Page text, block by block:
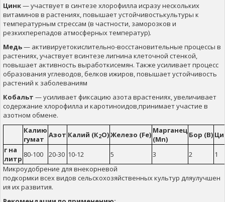
Цинк— участвует в синтезе хлорофилла исразу нескольких
витаминов в растениях, повышает устойчивостькультуры к
температурным стрессам (в частности, заморозков и
резкихперепадов атмосферных температур).
Медь— активируетокислительно-восстановительные процессы в
растениях, участвует всинтезе лигнина клеточной стенкой,
повышает активность выработкисемян. Также усиливает процесс
образования углеводов, белков ижиров, повышает устойчивость
растений к заболеваниям
Кобальт — усиливает фиксацию азота врастениях, увеличивает
содержание хлорофилла и каротиноидов,принимает участие в
азотном обмене.
Калию
гумат Азот Калий (К2О)Железо (Fe) Марганец
(Mn)
Бор (В)
г на
литр 80-100 20-30 10-12 5 3 2
1
Микроудобрение для внекорневой
подкормки всехвидов сельскохозяйственныхкультур дляулучшен
ия ихразвития.